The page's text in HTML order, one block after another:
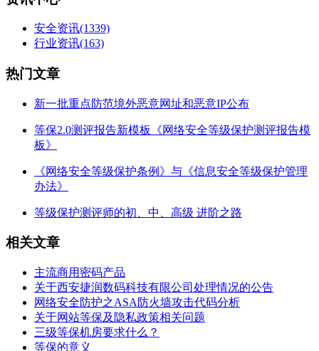
安全资讯(1339)
行业资讯(163)
热门文章
新一批重点防范境外恶意网址和恶意IP公布
等保2.0测评报告新模板《网络安全等级保护测评报告模
板》
《网络安全等级保护条例》与《信息安全等级保护管理
办法》
等级保护测评师的初、中、高级 进阶之路
相关文章
主流商用密码产品
关于西安捷润数码科技有限公司处理情况的公告
网络安全防护之ASA防火墙攻击代码分析
关于网站等保及隐私政策相关问题
三级等保机房要求什么？
等保的意义